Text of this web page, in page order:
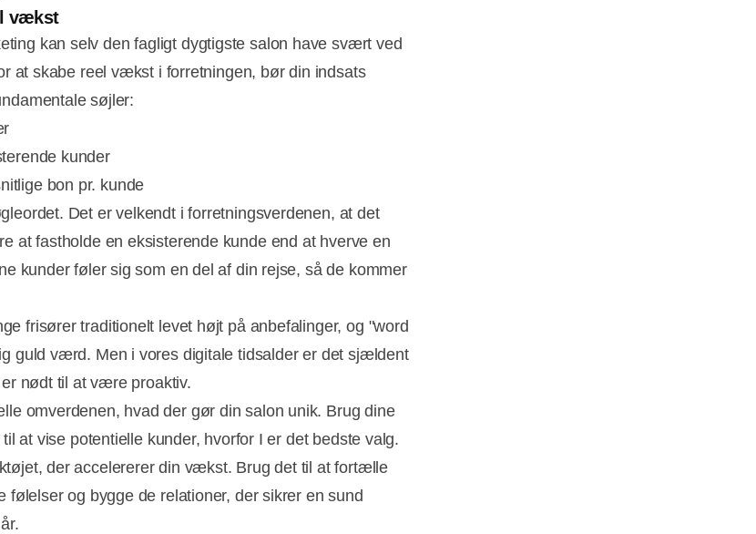
vækst
kan selv den fagligt dygtigste salon have svært ved
at skabe reel vækst i forretningen, bør din indsats
søjler:
kunder
bon pr. kunde
Det er velkendt i forretningsverdenen, at det
at fastholde en eksisterende kunde end at hverve en
kunder føler sig som en del af din rejse, så de kommer
frisører traditionelt levet højt på anbefalinger, og "word
guld værd. Men i vores digitale tidsalder er det sjældent
nødt til at være proaktiv.
omverdenen, hvad der gør din salon unik. Brug dine
at vise potentielle kunder, hvorfor I er det bedste valg.
der accelererer din vækst. Brug det til at fortælle
følelser og bygge de relationer, der sikrer en sund